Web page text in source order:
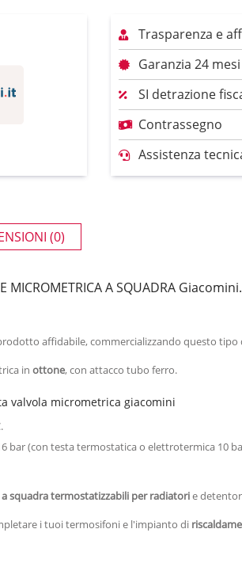
Trasparenza e
Garanzia 24
SI detrazione
Contrassegno
Assistenza
(0)
MICROMETRICA A SQUADRA Giacomini.
affidabile, commercializzando questo tipo
in ottone, con attacco tubo ferro.
valvola micrometrica giacomini
bar (con testa termostatica o elettrotermica 10
squadra termostatizzabili per radiatorie
i tuoi termosifoni e l'impianto di